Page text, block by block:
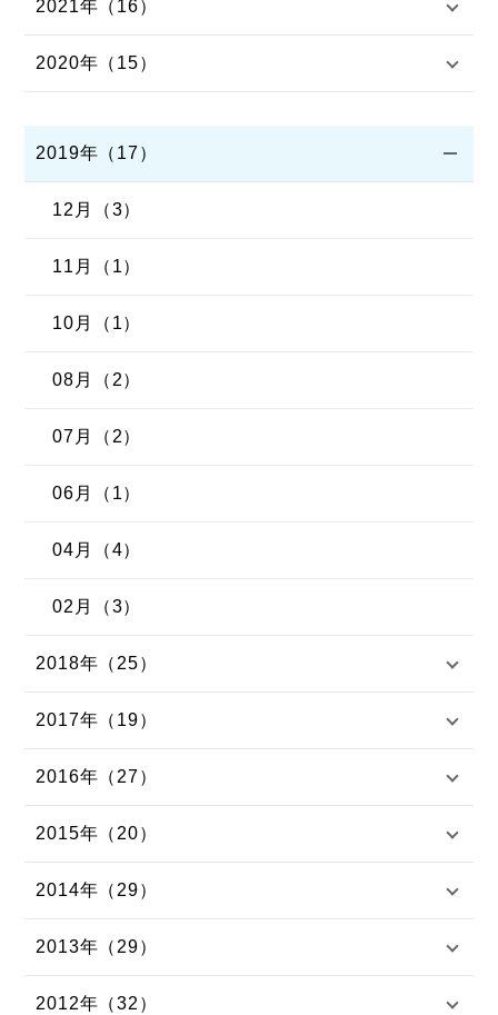
2021年（16）
2020年（15）
2019年（17）
12月（3）
11月（1）
10月（1）
08月（2）
07月（2）
06月（1）
04月（4）
02月（3）
2018年（25）
2017年（19）
2016年（27）
2015年（20）
2014年（29）
2013年（29）
2012年（32）